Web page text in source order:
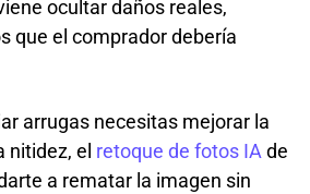
ocultar daños reales,
que el comprador debería
arrugas necesitas mejorar la
nitidez, el retoque de fotos IAde
a rematar la imagen sin